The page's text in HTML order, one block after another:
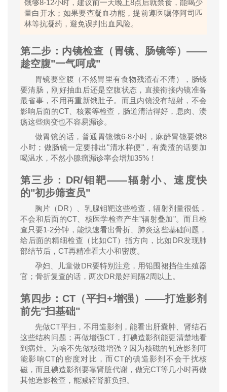
饿够8-12小时，建议前一天晚上8点后就禁食，能喝少
量白开水；如果要查凝血功能，提前遵医嘱停阿司匹
林等抗凝药，避免误判出血风险。
第二步：内镜检查（胃镜、肠镜等） ——
趁空腹"一气呵成"
胃镜要空腹（不然胃里有食物残渣看不清），肠镜
要清肠，刚好抽血后还是空腹状态，直接衔接内镜准备
最省事，不用再重新饿肚子。而且内镜没有辐射，不会
影响后面的CT、核素等检查，肠道清洁得好，息肉、溃
疡这些病变也不容易漏诊。
做胃镜的话，普通胃镜饿6-8小时，麻醉胃镜要饿8
小时；做肠镜一定要排出"清水样便"，有粪渣的话要加
喝温水，不然小腺瘤漏诊率会增加35% ！
第三步： DR/钼靶——辐射小、速度快
的"初步筛查员"
胸片（DR）、乳腺钼靶这些检查，辐射剂量很低，
不会和后面的CT 、核医学检查产生"辐射叠加"。而且检
查只要1-2分钟，能快速看出骨折、肺炎这些基础问题，
给后面的精细检查（比如CT）指方向，比如DR发现肺
部结节后， CT再精准看大小和密度。
孕妇、儿童做DR要特别注意，用铅围裙挡住生殖器
官；骨折复查的话，两次DR最好间隔2周以上。
第四步： CT（平扫+增强） ——打造影剂
前先"扫基础"
先做CT平扫，不用造影剂，能看出肝囊肿、肾结石
这些结构问题；再做增强CT ，打碘造影剂能更清楚地看
到病灶。为啥不先做核磁增强？因为核磁的钆造影剂可
能影响CT的密度对比，而CT的碘造影剂不会干扰核
磁，而且碘造影剂要靠肾脏代谢，做完CT等几小时再做
其他造影检查，能减轻肾脏负担。